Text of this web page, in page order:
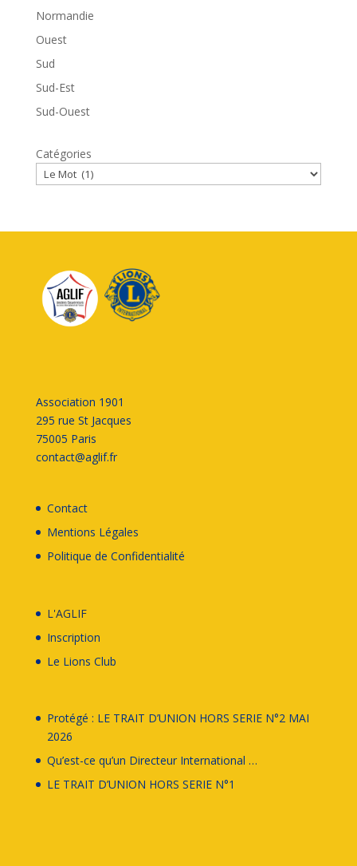
Normandie
Ouest
Sud
Sud-Est
Sud-Ouest
Catégories
Association 1901
295 rue St Jacques
75005 Paris
contact@aglif.fr
Contact
Mentions Légales
Politique de Confidentialité
L'AGLIF
Inscription
Le Lions Club
Protégé : LE TRAIT D’UNION HORS SERIE N°2 MAI
2026
Qu’est-ce qu’un Directeur International …
LE TRAIT D’UNION HORS SERIE N°1